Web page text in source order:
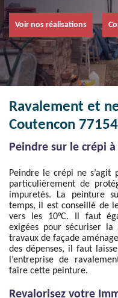
Voir nos réalisations
Ravalement et
Coutencon 77154
Peindre sur le crépi
Peindre le crépi ne s’agit
particulièrement de
impuretés. La peinture
temps, il est conseillé de
vers les 10°C. Il faut
exigées pour sécuriser
travaux de façade
des dépenses, il faut
l’entreprise de
faire cette peinture.
Revalorisez votre